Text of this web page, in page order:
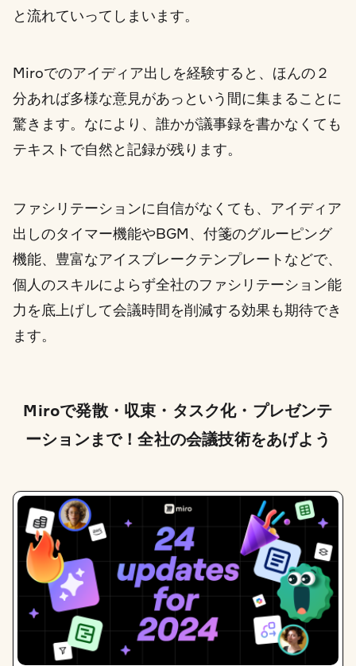
と流れていってしまいます。
Miroでのアイディア出しを経験すると、ほんの２
分あれば多様な意見があっという間に集まることに
驚きます。なにより、誰かが議事録を書かなくても
テキストで自然と記録が残ります。
ファシリテーションに自信がなくても、アイディア
出しのタイマー機能やBGM、付箋のグルーピング
機能、豊富なアイスブレークテンプレートなどで、
個人のスキルによらず全社のファシリテーション能
力を底上げして会議時間を削減する効果も期待でき
ます。
Miroで発散・収束・タスク化・プレゼンテ
ーションまで！全社の会議技術をあげよう